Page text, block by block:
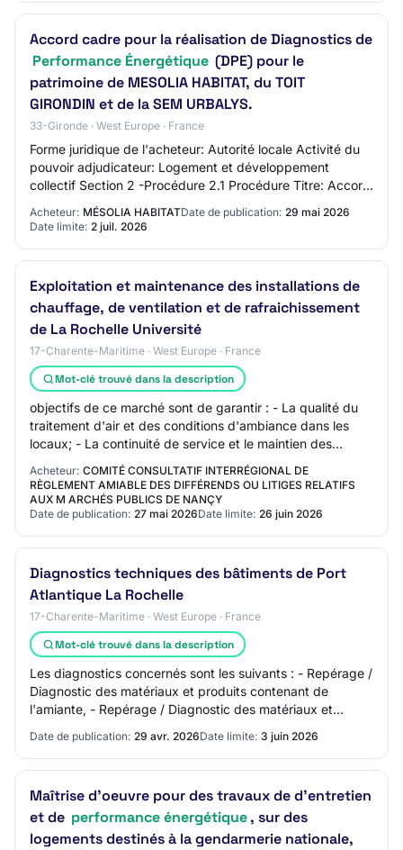
Accord cadre pour la réalisation de Diagnostics de
Performance Énergétique (DPE) pour le
patrimoine de MESOLIA HABITAT, du TOIT
GIRONDIN et de la SEM URBALYS.
33-Gironde · West Europe · France
Forme juridique de l'acheteur: Autorité locale Activité du
pouvoir adjudicateur: Logement et développement
collectif Section 2 -Procédure 2.1 Procédure Titre: Accord
cadre pour la réalisation de Diag…
Acheteur: MÉSOLIA HABITATDate de publication: 29 mai 2026
Date limite: 2 juil. 2026
Exploitation et maintenance des installations de
chauffage, de ventilation et de rafraichissement
de La Rochelle Université
17-Charente-Maritime · West Europe · France
Mot-clé trouvé dans la description
objectifs de ce marché sont de garantir : - La qualité du
traitement d'air et des conditions d'ambiance dans les
locaux; - La continuité de service et le maintien des
paramètres de fonctionnement; -…
Acheteur: COMITÉ CONSULTATIF INTERRÉGIONAL DE
RÈGLEMENT AMIABLE DES DIFFÉRENDS OU LITIGES RELATIFS
AUX M ARCHÉS PUBLICS DE NANÇY
Date de publication: 27 mai 2026Date limite: 26 juin 2026
Diagnostics techniques des bâtiments de Port
Atlantique La Rochelle
17-Charente-Maritime · West Europe · France
Mot-clé trouvé dans la description
Les diagnostics concernés sont les suivants : - Repérage /
Diagnostic des matériaux et produits contenant de
l'amiante, - Repérage / Diagnostic des matériaux et
Date de publication: 29 avr. 2026Date limite: 3 juin 2026
Maîtrise d'oeuvre pour des travaux de d'entretien
et de performance énergétique, sur des
logements destinés à la gendarmerie nationale,